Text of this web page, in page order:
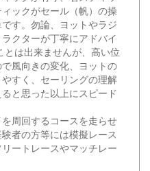
ックがセール（帆）の操
す。勿論、ヨットやラジ
クターが丁寧にアドバイ
は出来ませんが、高い位
風向きの変化、ヨットの
すく、セーリングの理解
と思った以上にスピード
周回するコースを走らせ
者の方等には模擬レース
ートレースやマッチレー